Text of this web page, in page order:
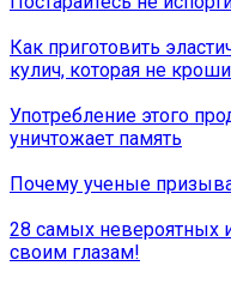
Как приготовить
кулич, которая не
Употребление этого
уничтожает память
Почему ученые
28 самых невероятных
своим глазам!